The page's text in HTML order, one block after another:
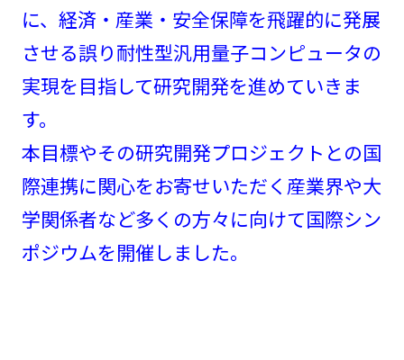
に、経済・産業・安全保障を飛躍的に発展
させる誤り耐性型汎用量子コンピュータの
実現を目指して研究開発を進めていきま
す。
本目標やその研究開発プロジェクトとの国
際連携に関心をお寄せいただく産業界や大
学関係者など多くの方々に向けて国際シン
ポジウムを開催しました。